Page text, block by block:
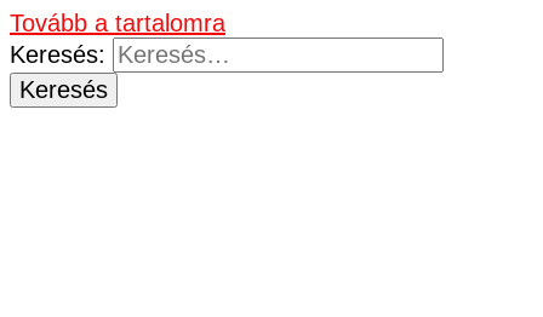
Tovább a tartalomra
Keresés: